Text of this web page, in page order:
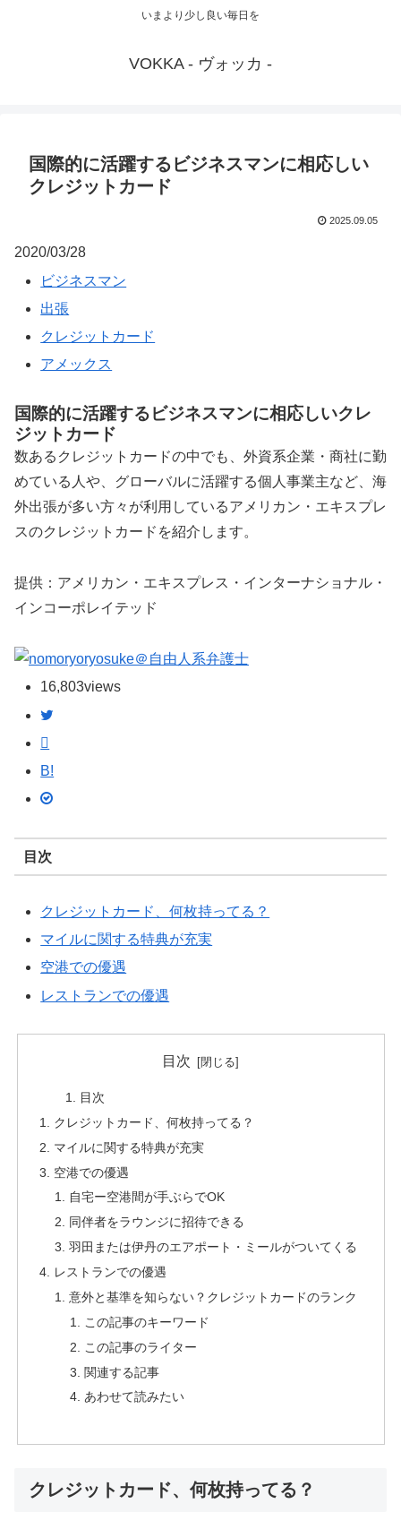
いまより少し良い毎日を
VOKKA - ヴォッカ -
国際的に活躍するビジネスマンに相応しい
クレジットカード
2025.09.05
2020/03/28
ビジネスマン
出張
クレジットカード
アメックス
国際的に活躍するビジネスマンに相応しいクレ
ジットカード
数あるクレジットカードの中でも、外資系企業・商社に勤
めている人や、グローバルに活躍する個人事業主など、海
外出張が多い方々が利用しているアメリカン・エキスプレ
スのクレジットカードを紹介します。
提供：アメリカン・エキスプレス・インターナショナル・
インコーポレイテッド
ryosuke＠自由人系弁護士
16,803views
B!
目次
クレジットカード、何枚持ってる？
マイルに関する特典が充実
空港での優遇
レストランでの優遇
目次
目次
クレジットカード、何枚持ってる？
マイルに関する特典が充実
空港での優遇
自宅ー空港間が手ぶらでOK
同伴者をラウンジに招待できる
羽田または伊丹のエアポート・ミールがついてくる
レストランでの優遇
意外と基準を知らない？クレジットカードのランク
この記事のキーワード
この記事のライター
関連する記事
あわせて読みたい
クレジットカード、何枚持ってる？